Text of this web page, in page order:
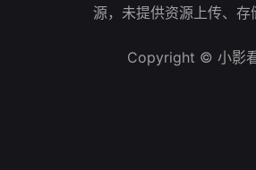
源，未提供资源上传、存
Copyright © 小影